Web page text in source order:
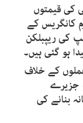
کی قیمتوں
کانگریس کے
کی ریپبلکن
ہو گئی ہیں۔
کے خلاف
جزیرے
بنانے کی